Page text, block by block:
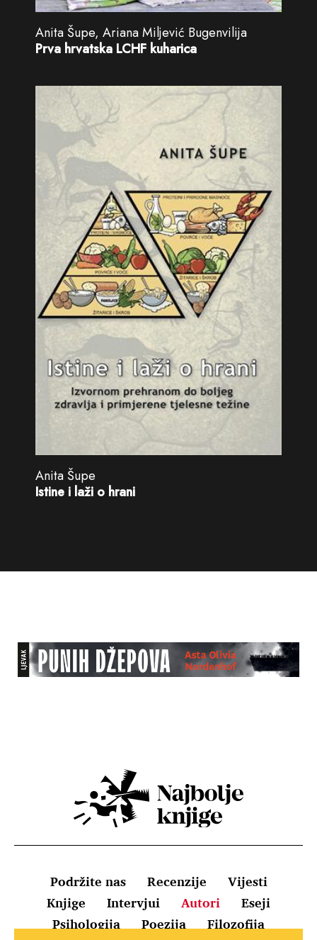
Anita Šupe, Ariana Miljević Bugenvilija
Prva hrvatska LCHF kuharica
Anita Šupe
Istine i laži o hrani
Podržite nas Recenzije
Vijesti
Knjige
Intervjui Autori
Eseji
Psihologija
Poezija Filozofija